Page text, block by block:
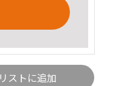
ストに追加